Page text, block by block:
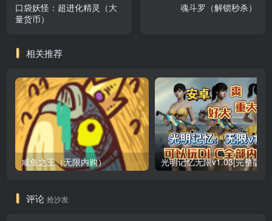
口袋妖怪：超进化精灵（大
量货币）
魂斗罗（解锁秒杀）
相关推荐
咸鱼之王（无限内购）
评论 抢沙发